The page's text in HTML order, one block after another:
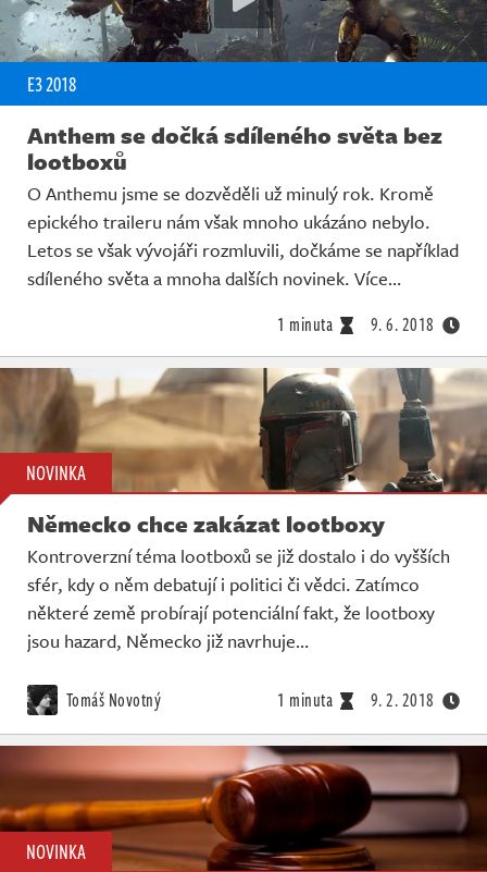
E3 2018
Anthem se dočká sdíleného světa bez
lootboxů
O Anthemu jsme se dozvěděli už minulý rok. Kromě
epického traileru nám však mnoho ukázáno nebylo.
Letos se však vývojáři rozmluvili, dočkáme se například
sdíleného světa a mnoha dalších novinek. Více…
1 minuta 9. 6. 2018
NOVINKA
Německo chce zakázat lootboxy
Kontroverzní téma lootboxů se již dostalo i do vyšších
sfér, kdy o něm debatují i politici či vědci. Zatímco
některé země probírají potenciální fakt, že lootboxy
jsou hazard, Německo již navrhuje…
Tomáš Novotný 1 minuta 9. 2. 2018
NOVINKA